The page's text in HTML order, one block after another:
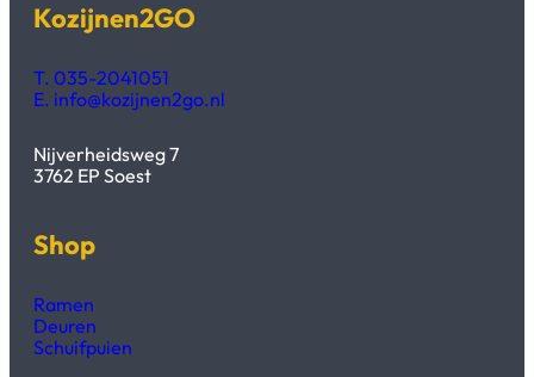
Kozijnen2GO
T. 035-2041051
E. info@kozijnen2go.nl
Nijverheidsweg 7
3762 EP Soest
Shop
Ramen
Deuren
Schuifpuien